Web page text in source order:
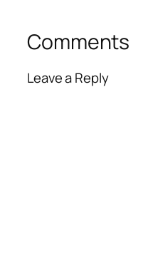
Comments
Leave a Reply